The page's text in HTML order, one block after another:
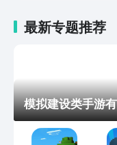
最新专题推荐
模拟建设类手游